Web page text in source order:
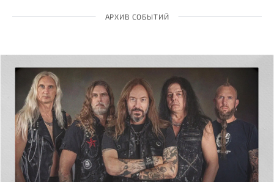
АРХИВ СОБЫТИЙ